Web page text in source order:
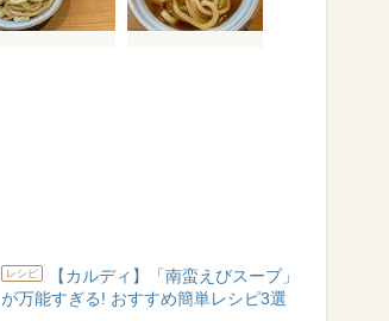
レシピ
【カルディ】「南蛮えびスープ」
が万能すぎる! おすすめ簡単レシピ3選